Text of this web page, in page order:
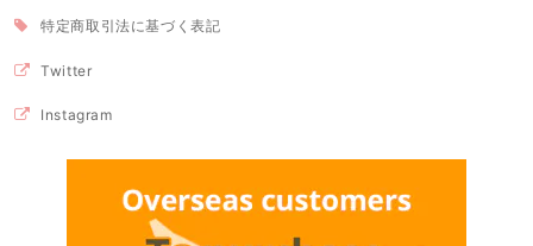
特定商取引法に基づく表記
Twitter
Instagram